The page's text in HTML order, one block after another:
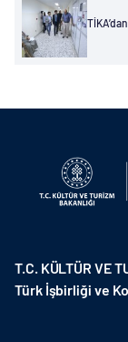
T.C. KÜLTÜR VE
Türk İşbirliği ve